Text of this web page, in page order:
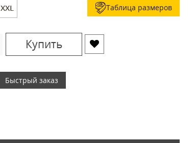
XXL Таблица размеров
Купить
Быстрый заказ